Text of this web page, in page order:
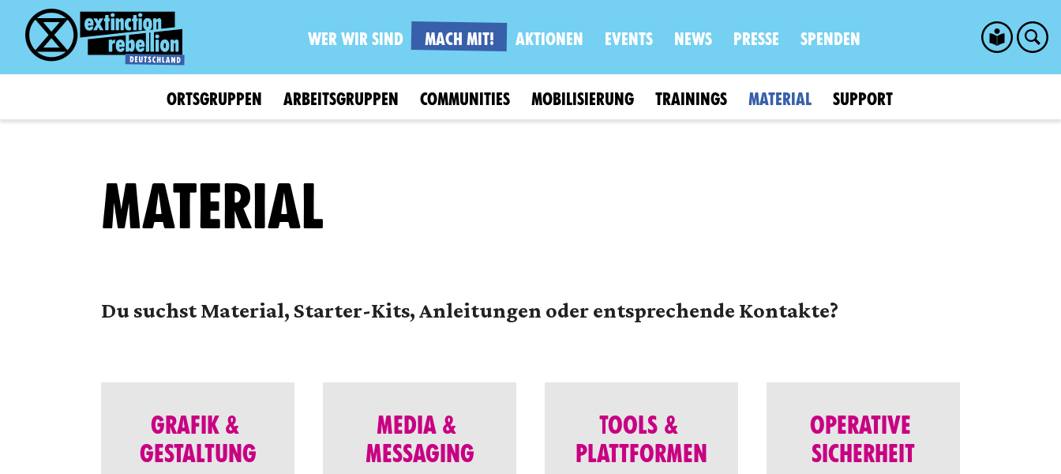
WER WIR SIND MACH MIT!
ORTSGRUPPEN ARBEITSGRUPPEN COMMUNITIES MOBILISIERUNG TRAININGS MATERIAL SUPPORT
AKTIONEN EVENTS NEWS PRESSE SPENDEN
MATERIAL
Du suchst Material, Starter-Kits, Anleitungen oder entsprechende Kontakte?
GRAFIK &
GESTALTUNG
MEDIA &
MESSAGING
TOOLS &
PLATTFORMEN
OPERATIVE
SICHERHEIT